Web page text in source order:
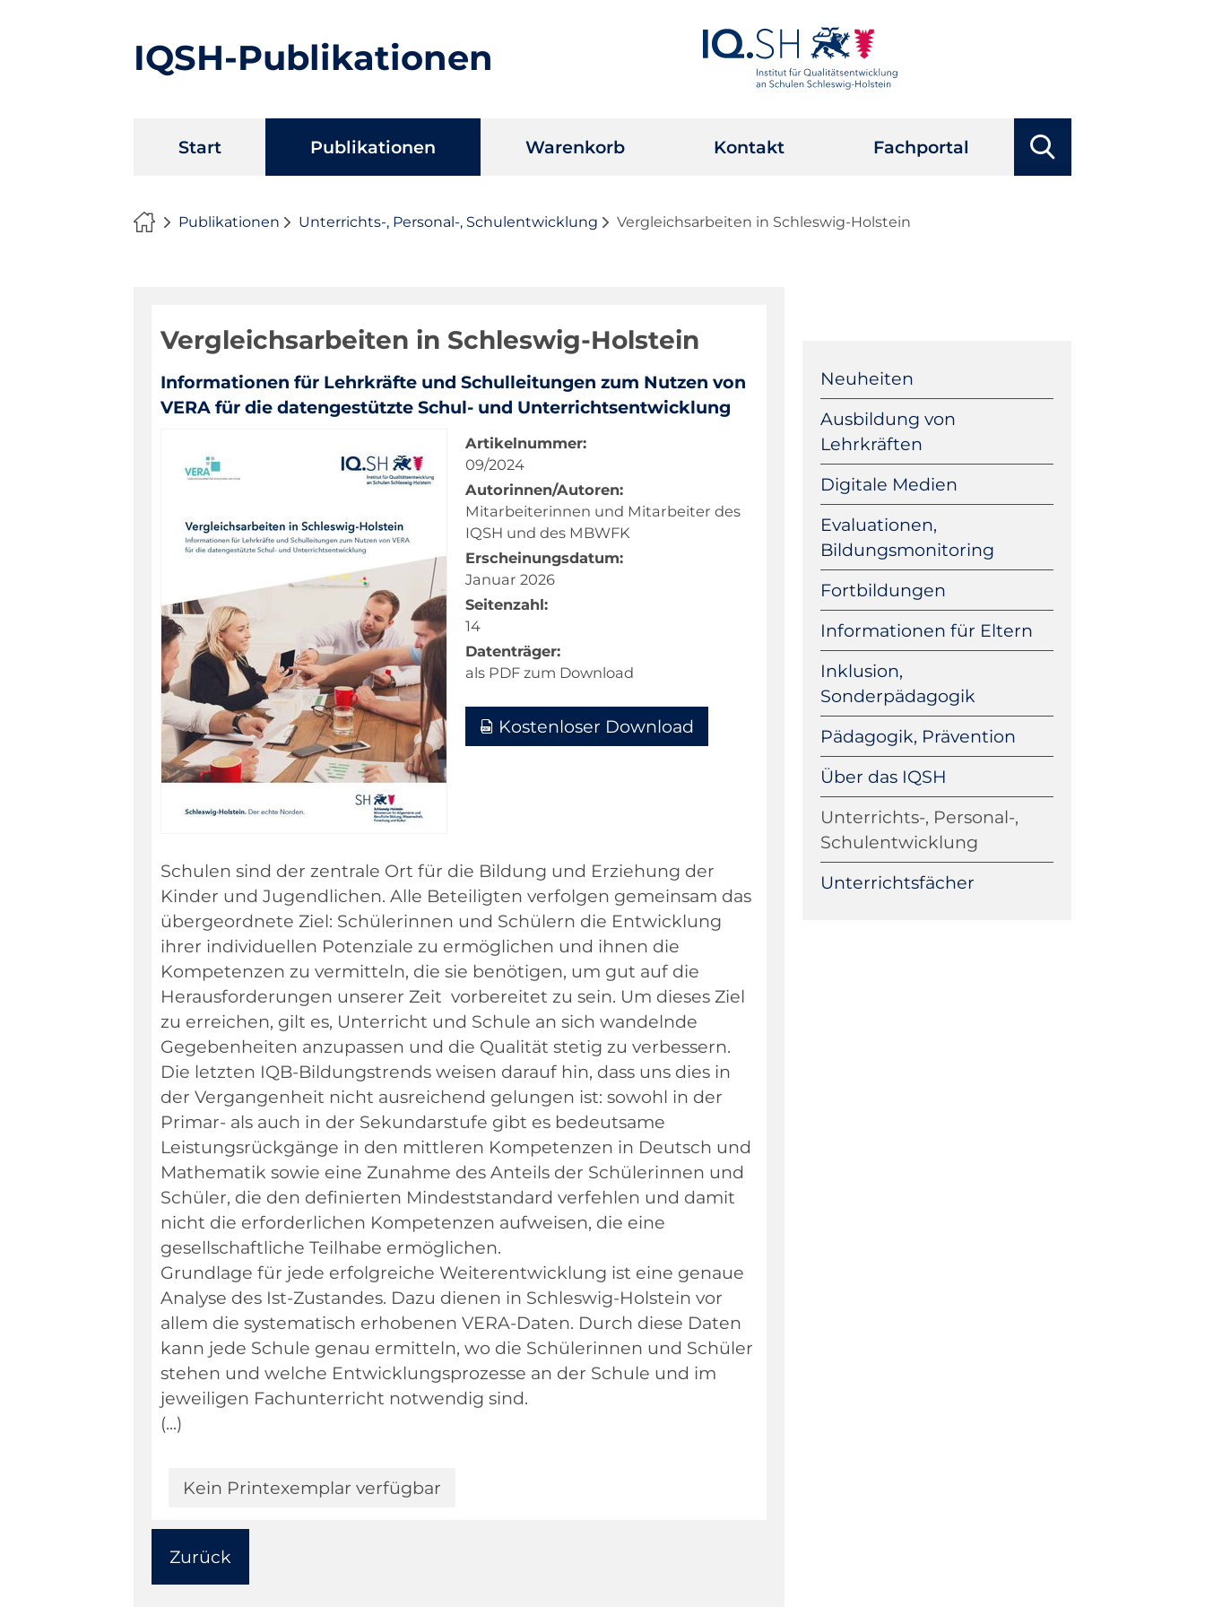
IQSH-Publikationen
überspringen
Start Publikationen Warenkorb Kontakt Fachportal Suchbegriffe
Publikationen Unterrichts-, Personal-, Schulentwicklung Vergleichsarbeiten in Schleswig-Holstein
Vergleichsarbeiten in Schleswig-Holstein
Informationen für Lehrkräfte und Schulleitungen zum Nutzen von
VERA für die datengestützte Schul- und Unterrichtsentwicklung
Artikelnummer:
09/2024
Autorinnen/Autoren:
Mitarbeiterinnen und Mitarbeiter des
IQSH und des MBWFK
Erscheinungsdatum:
Januar 2026
Seitenzahl:
14
Datenträger:
als PDF zum Download
Kostenloser Download
Schulen sind der zentrale Ort für die Bildung und Erziehung der
Kinder und Jugendlichen. Alle Beteiligten verfolgen gemeinsam das
übergeordnete Ziel: Schülerinnen und Schülern die Entwicklung
ihrer individuellen Potenziale zu ermöglichen und ihnen die
Kompetenzen zu vermitteln, die sie benötigen, um gut auf die
Herausforderungen unserer Zeit vorbereitet zu sein. Um dieses Ziel
zu erreichen, gilt es, Unterricht und Schule an sich wandelnde
Gegebenheiten anzupassen und die Qualität stetig zu verbessern.
Die letzten IQB-Bildungstrends weisen darauf hin, dass uns dies in
der Vergangenheit nicht ausreichend gelungen ist: sowohl in der
Primar- als auch in der Sekundarstufe gibt es bedeutsame
Leistungsrückgänge in den mittleren Kompetenzen in Deutsch und
Mathematik sowie eine Zunahme des Anteils der Schülerinnen und
Schüler, die den definierten Mindeststandard verfehlen und damit
nicht die erforderlichen Kompetenzen aufweisen, die eine
gesellschaftliche Teilhabe ermöglichen.
Grundlage für jede erfolgreiche Weiterentwicklung ist eine genaue
Analyse des Ist-Zustandes. Dazu dienen in Schleswig-Holstein vor
allem die systematisch erhobenen VERA-Daten. Durch diese Daten
kann jede Schule genau ermitteln, wo die Schülerinnen und Schüler
stehen und welche Entwicklungsprozesse an der Schule und im
jeweiligen Fachunterricht notwendig sind.
(...)
Kein Printexemplar verfügbar
Zurück
überspringen
Neuheiten
Ausbildung von
Lehrkräften
Digitale Medien
Evaluationen,
Bildungsmonitoring
Fortbildungen
Informationen für Eltern
Inklusion,
Sonderpädagogik
Pädagogik, Prävention
Über das IQSH
Unterrichts-, Personal-,
Schulentwicklung
Unterrichtsfächer